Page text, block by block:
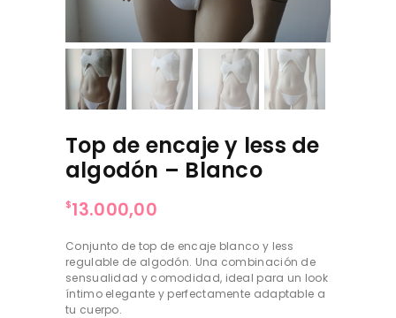
Top de encaje y less de
algodón – Blanco
$13.000,00
Conjunto de top de encaje blanco y less
regulable de algodón. Una combinación de
sensualidad y comodidad, ideal para un look
íntimo elegante y perfectamente adaptable a
tu cuerpo.